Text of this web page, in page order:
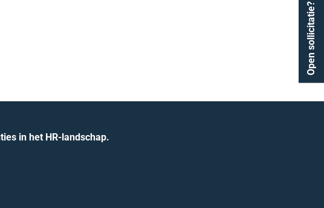
Open sollicitatie?
in het HR-landschap.